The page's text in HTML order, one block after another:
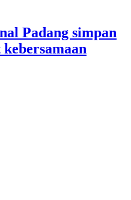
Padang simpan